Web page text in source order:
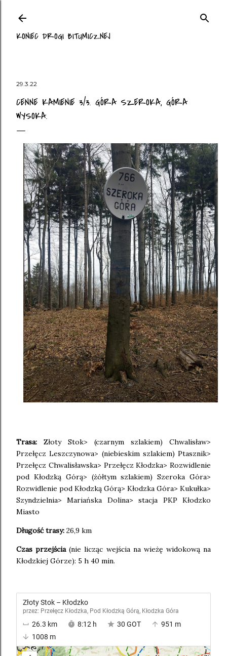
KONIEC DROGI BITUMICZNEJ
29.3.22
CENNE KAMIENIE 3/3. GÓRA SZEROKA, GÓRA
WYSOKA.
Trasa: Złoty Stok> (czarnym szlakiem) Chwalisław>
Przełęcz Leszczynowa> (niebieskim szlakiem) Ptasznik>
Przełęcz Chwalisławska> Przełęcz Kłodzka> Rozwidlenie
pod Kłodzką Górą> (żółtym szlakiem) Szeroka Góra>
Rozwidlenie pod Kłodzką Górą> Kłodzka Góra> Kukułka>
Szyndzielnia> Mariańska Dolina> stacja PKP Kłodzko
Miasto
Długość trasy: 26,9 km
Czas przejścia(nie licząc wejścia na wieżę widokową na
Kłodzkiej Górze): 5 h 40 min.